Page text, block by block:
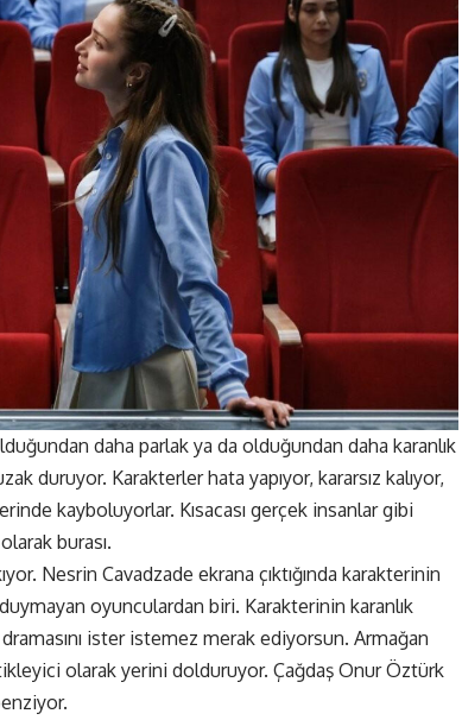
daha parlak ya da olduğundan daha karanlık
duruyor. Karakterler hata yapıyor, kararsız kalıyor,
kayboluyorlar. Kısacası gerçek insanlar gibi
burası.
Nesrin Cavadzade ekrana çıktığında karakterinin
oyunculardan biri. Karakterinin karanlık
ister istemez merak ediyorsun. Armağan
olarak yerini dolduruyor. Çağdaş Onur Öztürk